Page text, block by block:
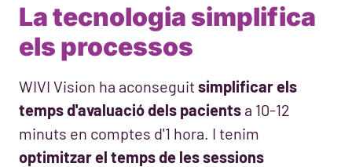
La tecnologia simplifica
els processos
WIVI Vision ha aconseguitsimplificar els
temps d'avaluació dels pacients a 10-12
minuts en comptes d'1 hora. I tenim
optimitzar el temps de les sessions